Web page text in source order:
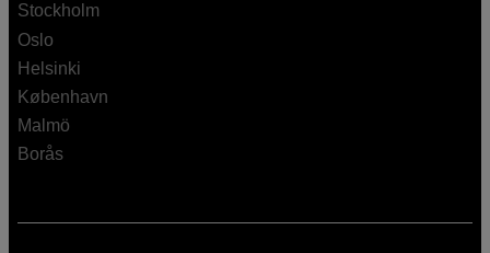
Stockholm
Oslo
Helsinki
København
Malmö
Borås